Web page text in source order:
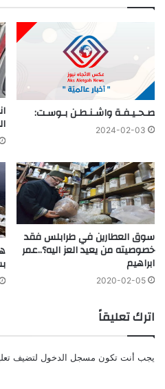
صـحـيـفـة واشـنـطـن بـوسـت:
2024-02-03
سوق العطارين في طرابلس فقد
خصوصيته من يعيد العز اليه؟..عمر
ابراهيم
2020-02-05
اترك تعليقاً
يجب أنت تكون مسجل الدخول لتضيف